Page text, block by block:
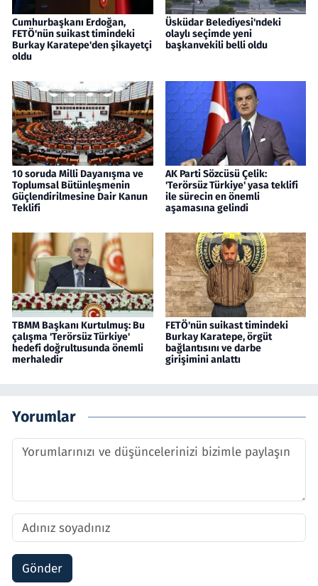
Cumhurbaşkanı Erdoğan,
FETÖ'nün suikast timindeki
Burkay Karatepe'den şikayetçi
oldu
Üsküdar Belediyesi'ndeki
olaylı seçimde yeni
başkanvekili belli oldu
10 soruda Milli Dayanışma ve
Toplumsal Bütünleşmenin
Güçlendirilmesine Dair Kanun
Teklifi
AK Parti Sözcüsü Çelik:
'Terörsüz Türkiye' yasa teklifi
ile sürecin en önemli
aşamasına gelindi
TBMM Başkanı Kurtulmuş: Bu
çalışma 'Terörsüz Türkiye'
hedefi doğrultusunda önemli
merhaledir
FETÖ'nün suikast timindeki
Burkay Karatepe, örgüt
bağlantısını ve darbe
girişimini anlattı
Yorumlar
Gönder